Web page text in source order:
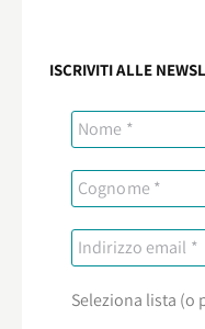
ISCRIVITI ALLE
Seleziona lista (o